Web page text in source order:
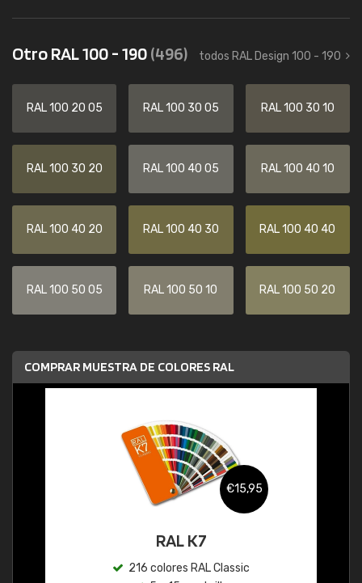
Otro RAL 100 - 190(496) todos RAL Design 100 - 190
RAL 100 20 05 RAL 100 30 05 RAL 100 30 10
RAL 100 30 20 RAL 100 40 05 RAL 100 40 10
RAL 100 40 20 RAL 100 40 30 RAL 100 40 40
RAL 100 50 05 RAL 100 50 10 RAL 100 50 20
COMPRAR MUESTRA DE COLORES RAL
€15,95
RAL K7
216 colores RAL Classic